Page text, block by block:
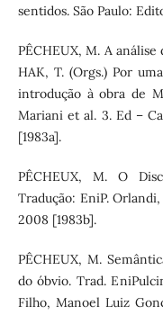
sentidos. São Paulo:
PÊCHEUX, M. A análise
HAK, T. (Orgs.) Por
introdução à obra de
Mariani et al. 3. Ed –
[1983a].
PÊCHEUX, M. O
Tradução: EniP.
2008 [1983b].
PÊCHEUX, M.
do óbvio. Trad.
Filho, Manoel Luiz